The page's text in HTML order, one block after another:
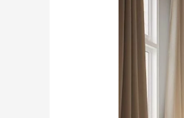
Primeiro
Lugar:
Projetando
Quarto
Infantil